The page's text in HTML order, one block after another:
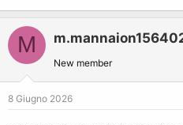
M
New member
8 Giugno 2026